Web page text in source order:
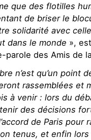
que des flotilles
de briser le
solidarité avec
dans le monde »,
parole des Amis de
n’est qu’un point
rassemblées et
à venir : lors du
des décisions
de Paris pour
tenus, et enfin